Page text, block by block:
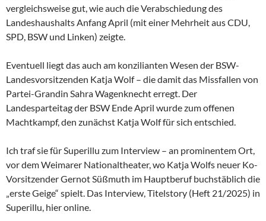
vergleichsweise gut, wie auch die Verabschiedung des
Landeshaushalts Anfang April (mit einer Mehrheit aus CDU,
SPD, BSW und Linken) zeigte.
Eventuell liegt das auch am konzilianten Wesen der BSW-
Landesvorsitzenden Katja Wolf – die damit das Missfallen von
Partei-Grandin Sahra Wagenknecht erregt. Der
Landesparteitag der BSW Ende April wurde zum offenen
Machtkampf, den zunächst Katja Wolf für sich entschied.
Ich traf sie für Superillu zum Interview – an prominentem Ort,
vor dem Weimarer Nationaltheater, wo Katja Wolfs neuer Ko-
Vorsitzender Gernot Süßmuth im Hauptberuf buchstäblich die
„erste Geige“ spielt. Das Interview, Titelstory (Heft 21/2025) in
Superillu, hier online.